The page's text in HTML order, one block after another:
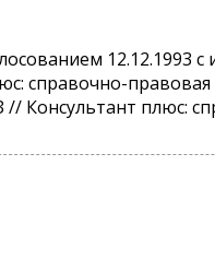
12.12.1993
справочно-правовая
Консультант плюс: